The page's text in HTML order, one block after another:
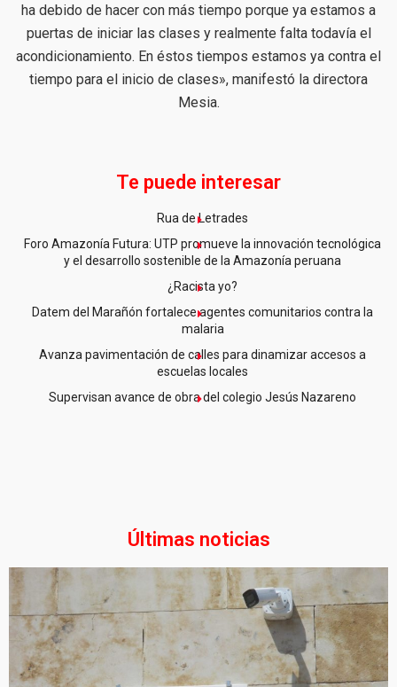
ha debido de hacer con más tiempo porque ya estamos a
puertas de iniciar las clases y realmente falta todavía el
acondicionamiento. En éstos tiempos estamos ya contra el
tiempo para el inicio de clases», manifestó la directora
Mesia.
Te puede interesar
Rua de Letrades
Foro Amazonía Futura: UTP promueve la innovación tecnológica
y el desarrollo sostenible de la Amazonía peruana
¿Racista yo?
Datem del Marañón fortalece agentes comunitarios contra la
malaria
Avanza pavimentación de calles para dinamizar accesos a
escuelas locales
Supervisan avance de obra del colegio Jesús Nazareno
Últimas noticias